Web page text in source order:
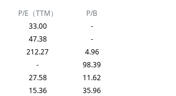
P/E（TTM）
P/B
33.00
-
47.38
-
212.27
4.96
-
98.39
27.58
11.62
15.36 35.96